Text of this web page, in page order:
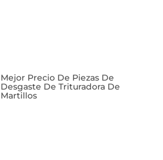
Mejor Precio De Piezas De
Desgaste De Trituradora De
Martillos